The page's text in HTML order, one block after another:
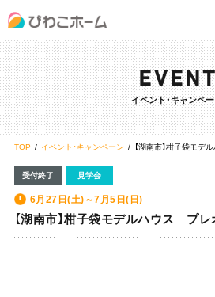
イベント・キャンペ
TOP イベント・キャンペーン 【湖南市】柑子袋モ
受付終了 見学会
6月27日(土)～7月5日(日)
【湖南市】柑子袋モデルハウス プ